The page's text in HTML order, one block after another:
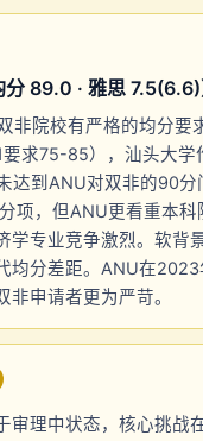
89.0 · 雅思 7.5(6.6)
非院校有严格的均分要
求75-85），汕头大学
达到ANU对双非的90分
项，但ANU更看重本科
学专业竞争激烈。软背
均分差距。ANU在
非申请者更为严苛。
审理中状态，核心挑战